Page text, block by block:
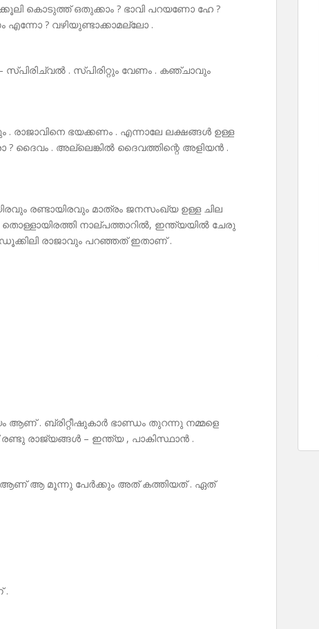
കൊടുത്ത് ഒതുക്കാം ? ഭാവി പറയണോ ഹേ ?
എന്നോ ? വഴിയുണ്ടാക്കാമല്ലോ .
. സ്പിരിറ്റും വേണം . കഞ്ചാവും
രാജാവിനെ ഭയക്കണം . എന്നാലേ ലക്ഷങ്ങൾ ഉള്ള
? ദൈവം . അല്ലെങ്കിൽ ദൈവത്തിന്റെ അളിയൻ .
രണ്ടായിരവും മാത്രം ജനസംഖ്യ ഉള്ള ചില
തൊള്ളായിരത്തി നാല്പത്താറിൽ, ഇന്ത്യയിൽ ചേരു
രാജാവും പറഞ്ഞത് ഇതാണ് .
ആണ് . ബ്രിറ്റീഷുകാർ ഭാണ്ഡം തുറന്നു നമ്മളെ
രണ്ടു രാജ്യങ്ങൾ – ഇന്ത്യ , പാകിസ്ഥാൻ .
ആണ് ആ മൂന്നു പേർക്കും അത് കത്തിയത് . ഏത്
.